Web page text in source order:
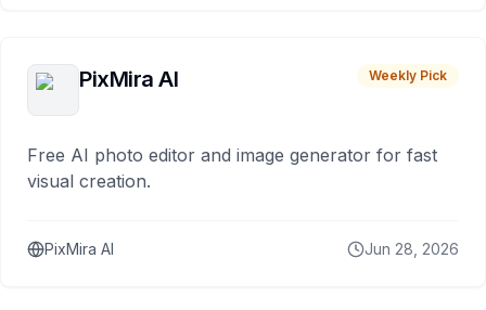
PixMira AI Weekly Pick
Free AI photo editor and image generator for fast
visual creation.
PixMira AI Jun 28, 2026